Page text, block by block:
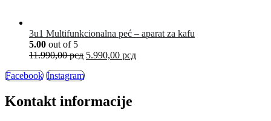
3u1 Multifunkcionalna peć – aparat za kafu
5.00 out of 5
11.990,00рсд 5.990,00 рсд
Facebook Instagram
Kontakt informacije